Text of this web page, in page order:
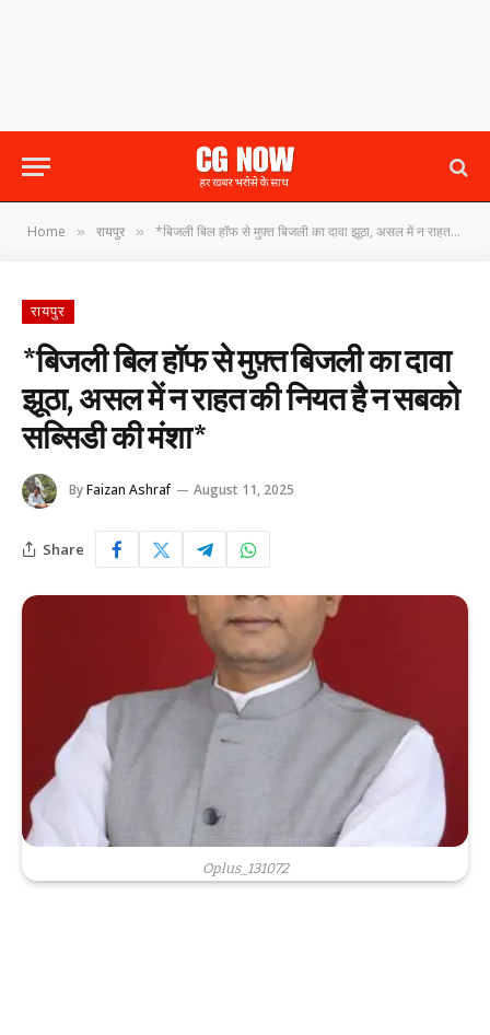
Home » रायपुर » *बिजली बिल हॉफ से मुफ़्त बिजली का दावा झूठा, असल में न राहत की नियत है न सबको सब्सिडी की मंशा*
रायपुर
*बिजली बिल हॉफ से मुफ़्त बिजली का दावा
झूठा, असल में न राहत की नियत है न सबको
सब्सिडी की मंशा*
ByFaizan Ashraf August 11, 2025
Share
Oplus_131072